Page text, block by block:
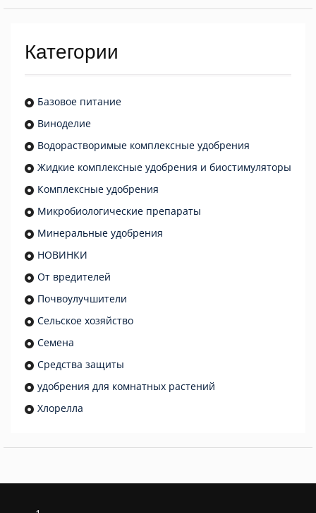
Категории
Базовое питание
Виноделие
Водорастворимые комплексные удобрения
Жидкие комплексные удобрения и биостимуляторы
Комплексные удобрения
Микробиологические препараты
Минеральные удобрения
НОВИНКИ
От вредителей
Почвоулучшители
Сельское хозяйство
Семена
Средства защиты
удобрения для комнатных растений
Хлорелла